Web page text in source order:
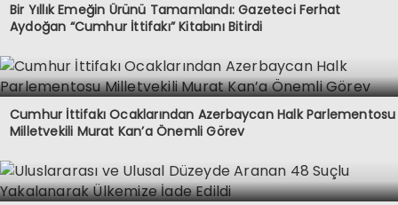
Bir Yıllık Emeğin Ürünü Tamamlandı: Gazeteci Ferhat
Aydoğan “Cumhur İttifakı” Kitabını Bitirdi
Cumhur İttifakı Ocaklarından Azerbaycan Halk Parlementosu
Milletvekili Murat Kan’a Önemli Görev